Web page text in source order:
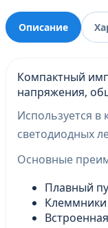
Описание
Компактный
напряжения,
Используется в
светодиодных
Основные
Плавный